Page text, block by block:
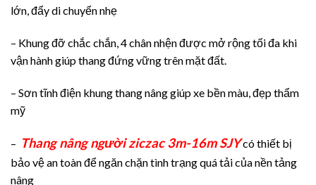
lớn, đẩy di chuyển nhẹ
– Khung đỡ chắc chắn, 4 chân nhện được mở rộng tối đa khi
vận hành giúp thang đứng vững trên mặt đất.
– Sơn tĩnh điện khung thang nâng giúp xe bền màu, đẹp thẩm
mỹ
– Thang nâng người ziczac 3m-16m SJYcó thiết bị
bảo vệ an toàn để ngăn chặn tình trạng quá tải của nền tảng
nâng